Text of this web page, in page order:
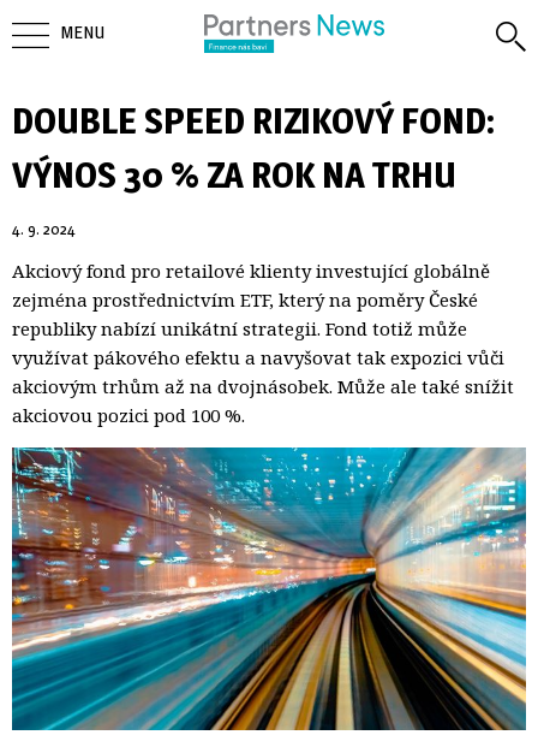
DOUBLE SPEED RIZIKOVÝ FOND:
VÝNOS 30 % ZA ROK NA TRHU
4. 9. 2024
Akciový fond pro retailové klienty investující globálně
zejména prostřednictvím ETF, který na poměry České
republiky nabízí unikátní strategii. Fond totiž může
využívat pákového efektu a navyšovat tak expozici vůči
akciovým trhům až na dvojnásobek. Může ale také snížit
akciovou pozici pod 100 %.
MENU